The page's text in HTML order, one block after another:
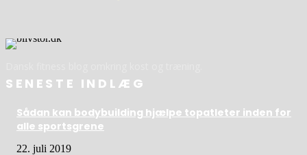
SENESTE INDLÆG
Sådan kan bodybuilding hjælpe topatleter inden for
alle sportsgrene
22. juli 2019